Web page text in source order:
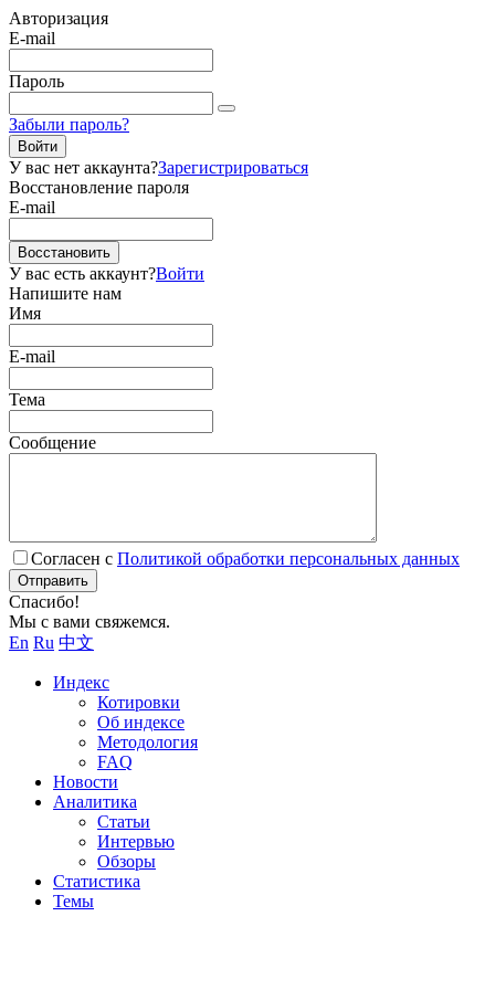
Авторизация
E-mail
Пароль
Забыли пароль?
Войти
У вас нет аккаунта?Зарегистрироваться
Восстановление пароля
E-mail
Восстановить
У вас есть аккаунт?Войти
Напишите нам
Имя
E-mail
Тема
Сообщение
Согласен с Политикой обработки персональных данных
Отправить
Спасибо!
Мы с вами свяжемся.
En Ru 中文
Индекс
Котировки
Об индексе
Методология
FAQ
Новости
Аналитика
Статьи
Интервью
Обзоры
Статистика
Темы